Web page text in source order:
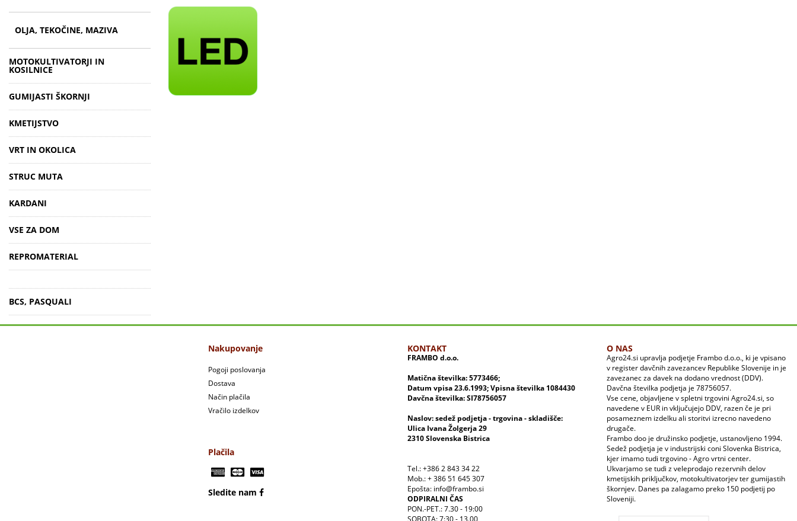
OLJA, TEKOČINE, MAZIVA
MOTOKULTIVATORJI IN
KOSILNICE
GUMIJASTI ŠKORNJI
KMETIJSTVO
VRT IN OKOLICA
STRUC MUTA
KARDANI
VSE ZA DOM
REPROMATERIAL
BCS, PASQUALI
Nakupovanje
Pogoji poslovanja
Dostava
Način plačila
Vračilo izdelkov
Plačila
Sledite nam
KONTAKT
FRAMBO d.o.o.
Matična številka: 5773466;
Datum vpisa 23.6.1993; Vpisna številka 1084430
Davčna številka: SI78756057
Naslov: sedež podjetja - trgovina - skladišče:
Ulica Ivana Žolgerja 29
2310 Slovenska Bistrica
Tel.: +386 2 843 34 22
Mob.: + 386 51 645 307
Epošta: info@frambo.si
ODPIRALNI ČAS
PON.-PET.: 7.30 - 19:00
SOBOTA: 7:30 - 13.00
O NAS
Agro24.si upravlja podjetje Frambo d.o.o., ki je vpisano
v register davčnih zavezancev Republike Slovenije in je
zavezanec za davek na dodano vrednost (DDV).
Davčna številka podjetja je 78756057.
Vse cene, objavljene v spletni trgovini Agro24.si, so
navedene v EUR in vključujejo DDV, razen če je pri
posameznem izdelku ali storitvi izrecno navedeno
drugače.
Frambo doo je družinsko podjetje, ustanovljeno 1994.
Sedež podjetja je v industrijski coni Slovenka Bistrica,
kjer imamo tudi trgovino - Agro vrtni center.
Ukvarjamo se tudi z veleprodajo rezervnih delov
kmetijskih priključkov, motokultivatorjev ter gumijastih
škornjev. Danes pa zalagamo preko 150 podjetij po
Sloveniji.